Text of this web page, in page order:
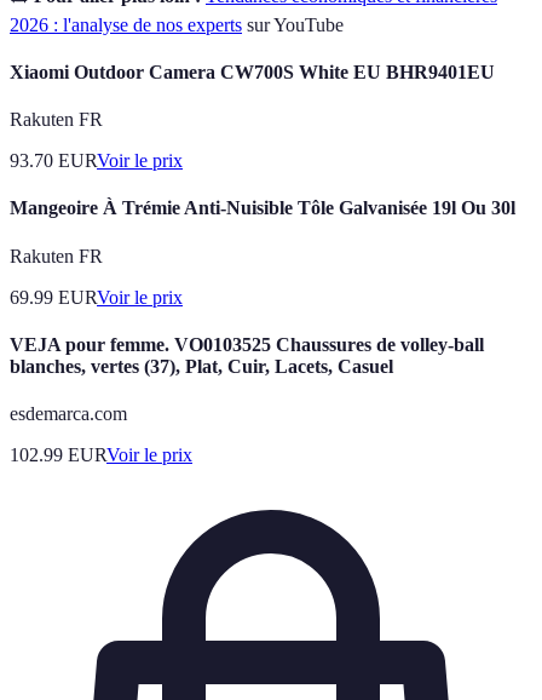
2026 : l'analyse de nos experts sur YouTube
Xiaomi Outdoor Camera CW700S White EU BHR9401EU
Rakuten FR
93.70 EURVoir le prix
Mangeoire À Trémie Anti-Nuisible Tôle Galvanisée 19l Ou 30l
Rakuten FR
69.99 EURVoir le prix
VEJA pour femme. VO0103525 Chaussures de volley-ball
blanches, vertes (37), Plat, Cuir, Lacets, Casuel
esdemarca.com
102.99 EURVoir le prix